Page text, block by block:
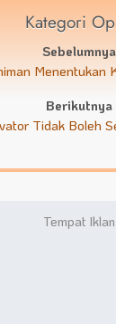
Kategori
Sebelumnya
Menentukan
Berikutnya
Tidak Boleh